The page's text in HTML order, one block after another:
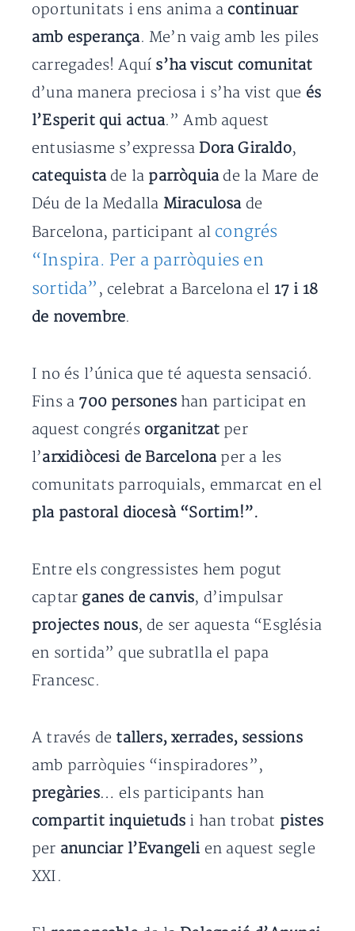
oportunitats i ens anima a continuar
amb esperança. Me’n vaig amb les piles
carregades! Aquí s’ha viscut comunitat
d’una manera preciosa i s’ha vist que és
l’Esperit qui actua.” Amb aquest
entusiasme s’expressa Dora Giraldo,
catequista de la parròquia de la Mare de
Déu de la Medalla Miraculosade
Barcelona, participant al congrés
“Inspira. Per a parròquies en
sortida” , celebrat a Barcelona el 17 i 18
de novembre.
I no és l’única que té aquesta sensació.
Fins a 700 personeshan participat en
aquest congrés organitzat per
l’arxidiòcesi de Barcelonaper a les
comunitats parroquials, emmarcat en el
pla pastoral diocesà “Sortim!”.
Entre els congressistes hem pogut
captar ganes de canvis, d’impulsar
projectes nous, de ser aquesta “Església
en sortida” que subratlla el papa
Francesc.
A través de tallers, xerrades, sessions
amb parròquies “inspiradores”,
pregàries… els participants han
compartit inquietuds i han trobat pistes
per anunciar l’Evangeli en aquest segle
XXI.